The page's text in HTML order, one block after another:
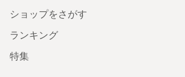
ショップをさがす
ランキング
特集